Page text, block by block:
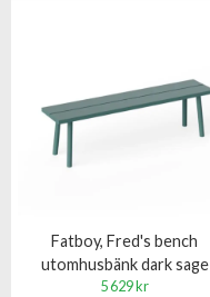
Fatboy, Fred's bench
utomhusbänk dark sage
5 629 kr